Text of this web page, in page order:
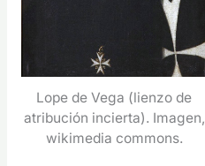
Lope de Vega (lienzo de
atribución incierta). Imagen,
wikimedia commons.